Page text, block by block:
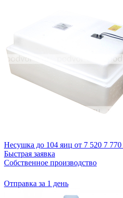
Несушка до 104 яиц от 7 520 7 770
Быстрая заявка
Собственное производство
Отправка за 1 день